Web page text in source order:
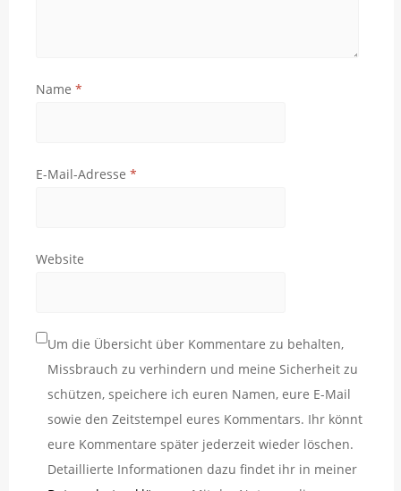
Name *
E-Mail-Adresse *
Website
Um die Übersicht über Kommentare zu behalten,
Missbrauch zu verhindern und meine Sicherheit zu
schützen, speichere ich euren Namen, eure E-Mail
sowie den Zeitstempel eures Kommentars. Ihr könnt
eure Kommentare später jederzeit wieder löschen.
Detaillierte Informationen dazu findet ihr in meiner